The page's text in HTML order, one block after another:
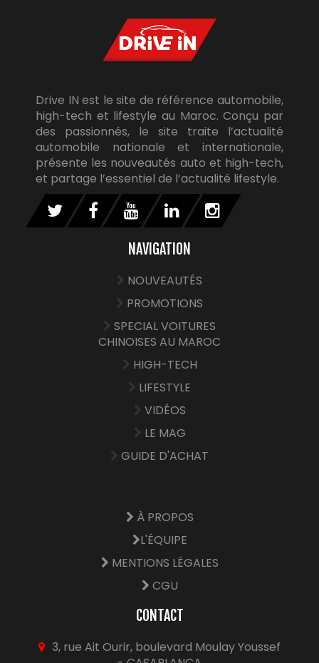
Drive IN est le site de référence automobile,
high-tech et lifestyle au Maroc. Conçu par
des passionnés, le site traite l’actualité
automobile nationale et internationale,
présente les nouveautés auto et high-tech,
et partage l’essentiel de l’actualité lifestyle.
NAVIGATION
NOUVEAUTÉS
PROMOTIONS
SPECIAL VOITURES
CHINOISES AU MAROC
HIGH-TECH
LIFESTYLE
VIDÉOS
LE MAG
GUIDE D'ACHAT
À PROPOS
L'ÉQUIPE
MENTIONS LÉGALES
CGU
CONTACT
3, rue Ait Ourir, boulevard Moulay Youssef